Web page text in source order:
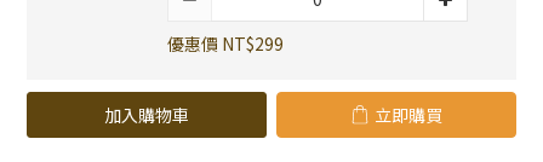
優惠價 NT$299
加入購物車 立即購買